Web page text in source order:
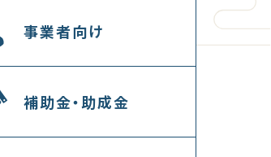
事業者向け
補助金・助成金